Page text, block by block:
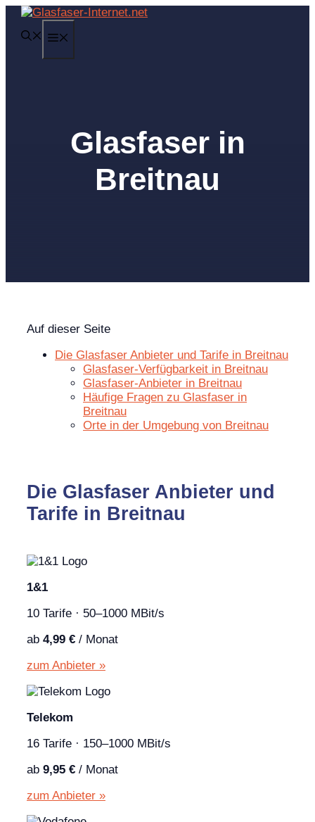
Zum
springen
Glasfaser in
Breitnau
Auf dieser Seite
Die Glasfaser Anbieter und Tarife in Breitnau
Glasfaser-Verfügbarkeit in Breitnau
Glasfaser-Anbieter in Breitnau
Häufige Fragen zu Glasfaser in
Breitnau
Orte in der Umgebung von Breitnau
Die Glasfaser Anbieter und
Tarife in Breitnau
1&1
10 Tarife · 50–1000 MBit/s
ab 4,99 € / Monat
zum Anbieter »
Telekom
16 Tarife · 150–1000 MBit/s
ab 9,95 € / Monat
zum Anbieter »